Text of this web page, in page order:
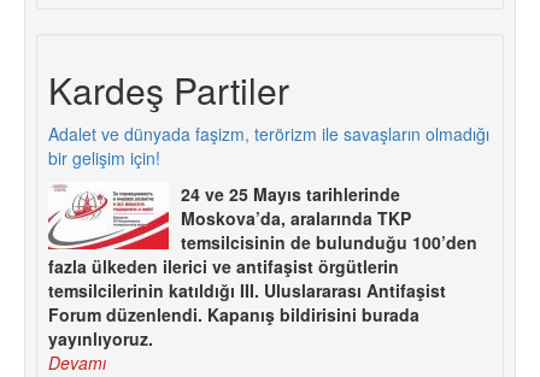
Kardeş Partiler
Adalet ve dünyada faşizm, terörizm ile savaşların olmadığı
bir gelişim için!
24 ve 25 Mayıs tarihlerinde
Moskova’da, aralarında TKP
temsilcisinin de bulunduğu 100’den
fazla ülkeden ilerici ve antifaşist örgütlerin
temsilcilerinin katıldığı III. Uluslararası Antifaşist
Forum düzenlendi. Kapanış bildirisini burada
yayınlıyoruz.
Devamı